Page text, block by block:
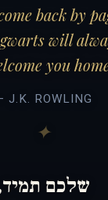
back by
will
you
J.K. ROWLING
שלכם